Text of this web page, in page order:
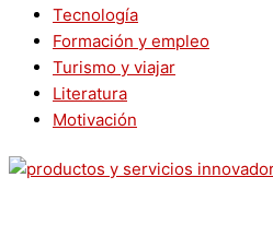
Tecnología
Formación y empleo
Turismo y viajar
Literatura
Motivación